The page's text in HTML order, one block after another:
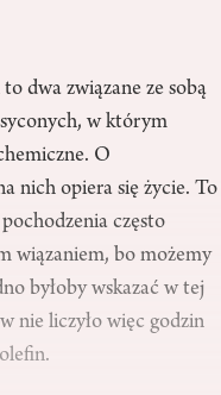
dwa związane ze sobą
w którym
O
nich opiera się życie. To
często
wiązaniem, bo możemy
byłoby wskazać w tej
nie liczyło więc godzin